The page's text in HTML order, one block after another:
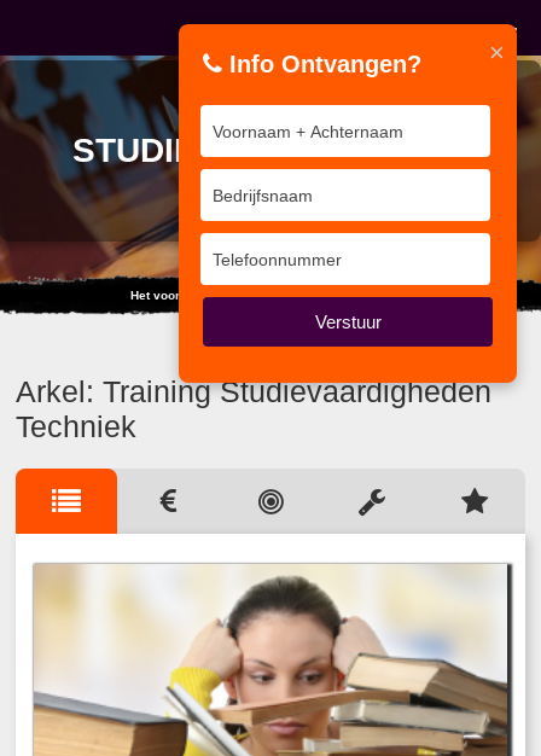
TRAINING
STUDIEVAARDIGHEDEN
TECHNIEK
Het voorbeeld is de grootste van alle theorieën.
Arkel: Training Studievaardigheden
Techniek
×
Info Ontvangen?
Verstuur